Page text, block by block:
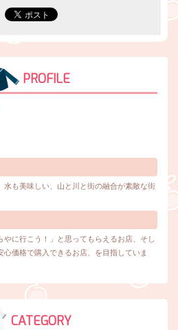
PROFILE
水も美味しい、山と川と街の融合が素敵な街
に行こう！」と思ってもらえるお店、そし
価格で購入できるお店、を目指していま
CATEGORY